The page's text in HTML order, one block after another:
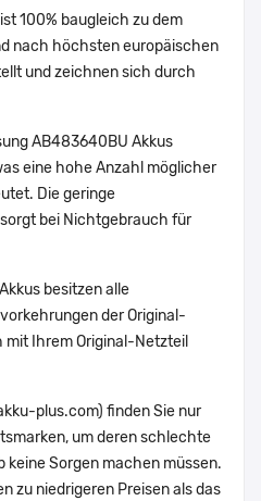
100% baugleich zu dem
nach höchsten europäischen
und zeichnen sich durch
AB483640BU Akkus
eine hohe Anzahl möglicher
Die geringe
bei Nichtgebrauch für
besitzen alle
der Original-
Ihrem Original-Netzteil
plus.com) finden Sie nur
um deren schlechte
keine Sorgen machen müssen.
zu niedrigeren Preisen als das